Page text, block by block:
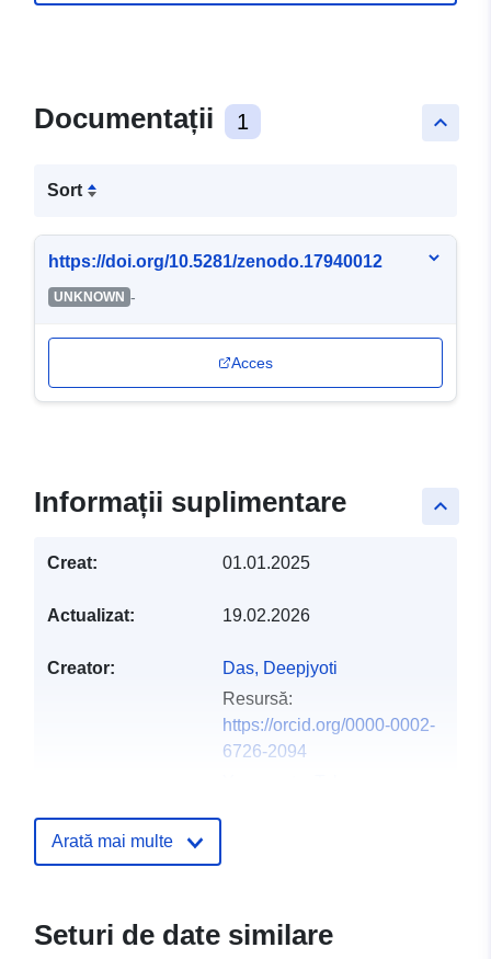
keyboard_arrow_up
Documentații 1
Sort
https://doi.org/10.5281/zenodo.17940012
UNKNOWN -
Acces
keyboard_arrow_up
Informații suplimentare
Creat: 01.01.2025
Actualizat: 19.02.2026
Creator:
Das, Deepjyoti
Resursă:
https://orcid.org/0000-0002-
6726-2094
Autorul publicării: Zenodo
Arată mai multe
Seturi de date similare